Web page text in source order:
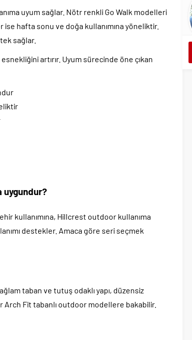
uyum sağlar. Nötr renkli Go Walk modelleri
hafta sonu ve doğa kullanımına yöneliktir.
sağlar.
artırır. Uyum sürecinde öne çıkan
uygundur?
kullanımına, Hillcrest outdoor kullanıma
destekler. Amaca göre seri seçmek
taban ve tutuş odaklı yapı, düzensiz
Fit tabanlı outdoor modellere bakabilir.